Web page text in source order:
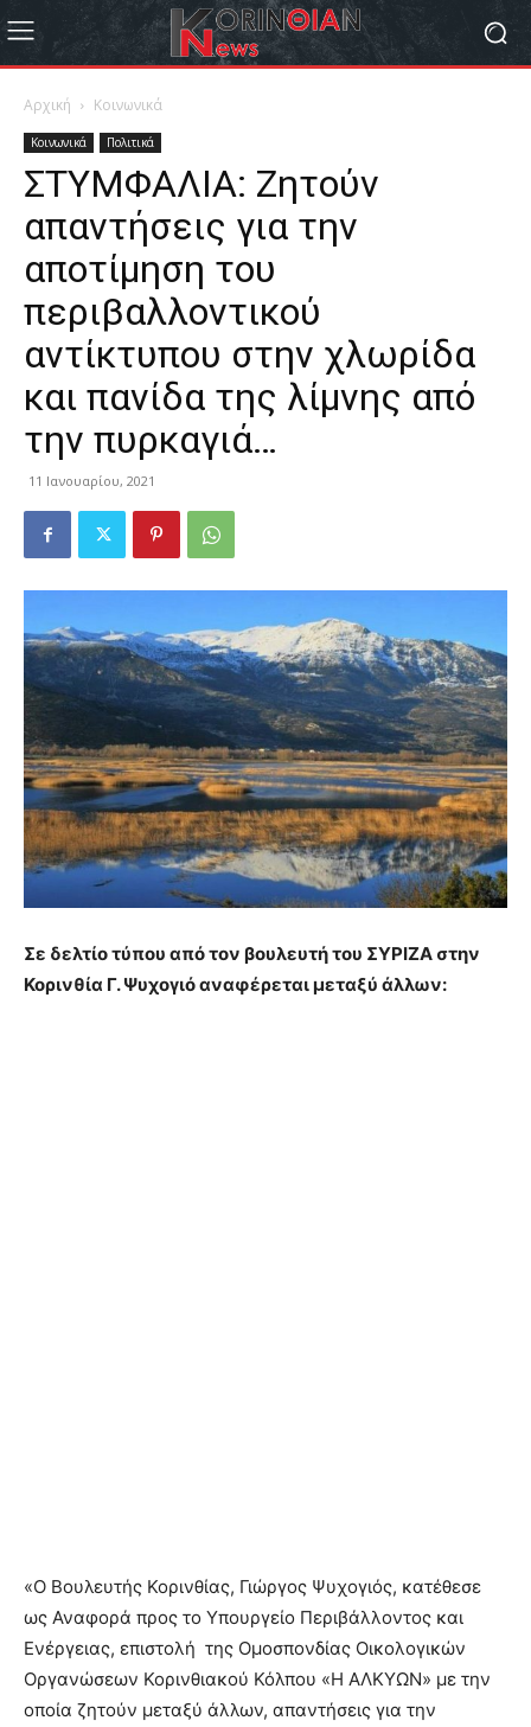
Αρχική Κοινωνικά
Κοινωνικά Πολιτικά
ΣΤΥΜΦΑΛΙΑ: Ζητούν
απαντήσεις για την
αποτίμηση του
περιβαλλοντικού
αντίκτυπου στην χλωρίδα
και πανίδα της λίμνης από
την πυρκαγιά…
11 Ιανουαρίου, 2021
Σε δελτίο τύπου από τον βουλευτή του ΣΥΡΙΖΑ στην
Κορινθία Γ. Ψυχογιό αναφέρεται μεταξύ άλλων:
«Ο Βουλευτής Κορινθίας, Γιώργος Ψυχογιός, κατέθεσε
ως Αναφορά προς τo Υπουργείο Περιβάλλοντος και
Ενέργειας, επιστολή της Ομοσπονδίας Οικολογικών
Οργανώσεων Κορινθιακού Κόλπου «Η ΑΛΚΥΩΝ» με την
οποία ζητούν μεταξύ άλλων, απαντήσεις για την